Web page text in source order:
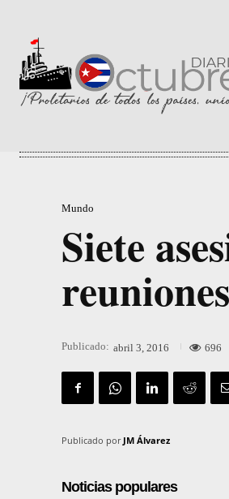
Mundo
Siete
Publicado: abril 3, 2016 696
Publicado por JM Álvarez
Noticias populares